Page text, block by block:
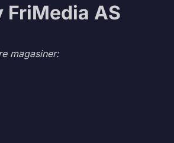
FriMedia AS
magasiner: